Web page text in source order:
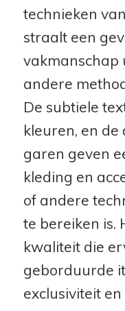
technieken
straalt een
vakmanschap
andere
De subtiele
kleuren, en
garen geven
kleding en
of andere
te bereiken is.
kwaliteit die
geborduurde
exclusiviteit